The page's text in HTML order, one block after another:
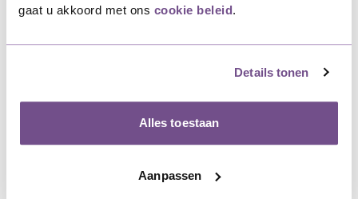
gaat u akkoord met ons cookie beleid.
Details tonen
Alles toestaan
Aanpassen
Gemiddelde prijs